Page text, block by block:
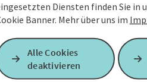
Diensten finden Sie in
Banner. Mehr über uns im
Alle Cookies
deaktivieren